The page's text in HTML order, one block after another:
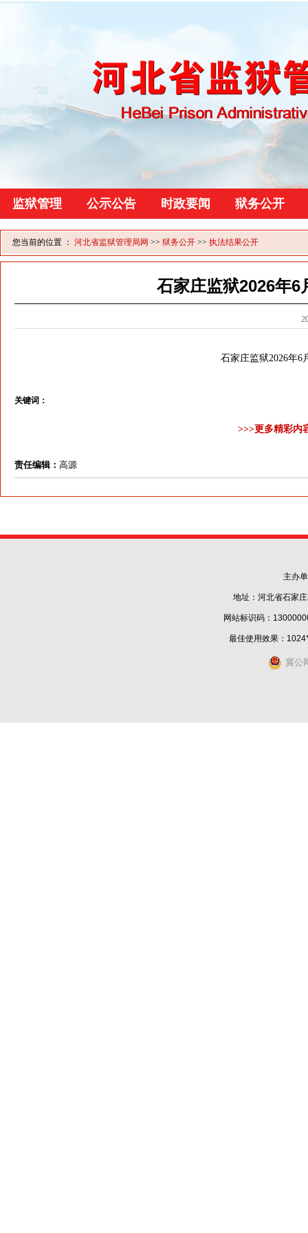
监狱管理 公示公告 时政要闻 狱务公开
您当前的位置 ： 河北省监狱管理局网 >> 狱务公开 >> 执法结果公开
石家庄监狱2026年6
石家庄监狱2026年6
关键词：
>>>更多精彩内
责任编辑： 高源
主办
地址：河北省石家
网站标识码：
最佳使用效果：
冀公